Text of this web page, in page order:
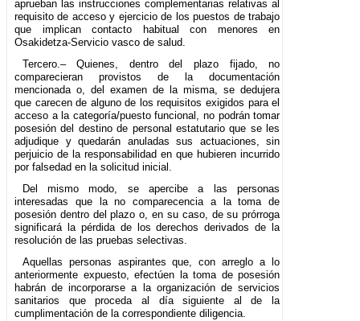
aprueban las instrucciones complementarias relativas al
requisito de acceso y ejercicio de los puestos de trabajo
que implican contacto habitual con menores en
Osakidetza-Servicio vasco de salud.
Tercero.– Quienes, dentro del plazo fijado, no
comparecieran provistos de la documentación
mencionada o, del examen de la misma, se dedujera
que carecen de alguno de los requisitos exigidos para el
acceso a la categoría/puesto funcional, no podrán tomar
posesión del destino de personal estatutario que se les
adjudique y quedarán anuladas sus actuaciones, sin
perjuicio de la responsabilidad en que hubieren incurrido
por falsedad en la solicitud inicial.
Del mismo modo, se apercibe a las personas
interesadas que la no comparecencia a la toma de
posesión dentro del plazo o, en su caso, de su prórroga
significará la pérdida de los derechos derivados de la
resolución de las pruebas selectivas.
Aquellas personas aspirantes que, con arreglo a lo
anteriormente expuesto, efectúen la toma de posesión
habrán de incorporarse a la organización de servicios
sanitarios que proceda al día siguiente al de la
cumplimentación de la correspondiente diligencia.